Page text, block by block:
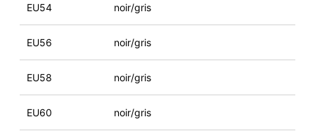
EU54 noir/gris
EU56 noir/gris
EU58 noir/gris
EU60 noir/gris